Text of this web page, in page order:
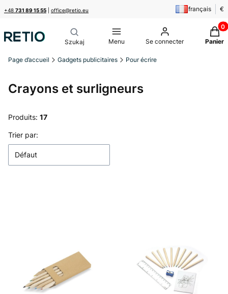
+48 731 89 15 55 office@retio.eu français €
Menu Se connecter Panier
Page d’accueil Gadgets publicitaires Pour écrire
Crayons et surligneurs
Produits: 17
Liste des produits
Trier par:
Défaut